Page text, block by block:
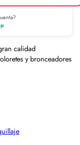
calidad
y bronceadores